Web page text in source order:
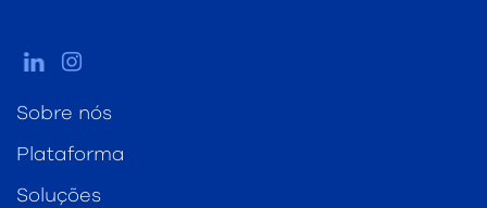
Sobre nós
Plataforma
Soluções